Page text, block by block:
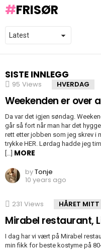
FRISØR
SISTE INNLEGG
95 Views HVERDAG
Weekenden er over
Da var det igjen søndag.
går så fort når man har det
rett etter jobben som jeg skrev i
trykke HER. Lørdag hadde jeg
[…] MORE
byTonje
10 years ago
231 Views HÅRET MITT
Mirabel restaurant,
I dag har vi vært på Mirabel
min fikk for beste kostyme på